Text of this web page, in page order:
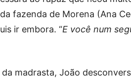
fazenda de Morena (Ana
ir embora. “E você num
madrasta, João